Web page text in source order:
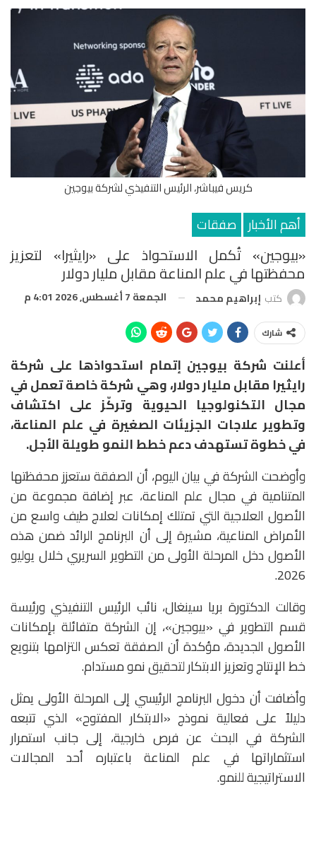
كريس فيباشر، الرئيس التنفيذي لشركة بيوجين
أهم الأخبار صفقات
«بيوجين» تُكمل الاستحواذ على «رايثيرا» لتعزيز
محفظتها في علم المناعة مقابل مليار دولار
كتب إبراهيم محمد الجمعة 7 أغسطس, 2026 4:01 م
شارك
أعلنت شركة بيوجين إتمام استحواذها على شركة
رايثيرا مقابل مليار دولار، وهي شركة خاصة تعمل في
مجال التكنولوجيا الحيوية وتركّز على اكتشاف
وتطوير علاجات الجزيئات الصغيرة في علم المناعة،
في خطوة تستهدف دعم خطط النمو طويلة الأجل.
وأوضحت الشركة في بيان اليوم، أن الصفقة ستعزز محفظتها
المتنامية في مجال علم المناعة، عبر إضافة مجموعة من
الأصول العلاجية التي تمتلك إمكانات لعلاج طيف واسع من
الأمراض المناعية، مشيرة إلى أن البرنامج الرائد ضمن هذه
الأصول دخل المرحلة الأولى من التطوير السريري خلال يوليو
2026.
وقالت الدكتورة بريا سينغال، نائب الرئيس التنفيذي ورئيسة
قسم التطوير في «بيوجين»، إن الشركة متفائلة بإمكانات
الأصول الجديدة، مؤكدة أن الصفقة تعكس التزامها بتنويع
خط الإنتاج وتعزيز الابتكار لتحقيق نمو مستدام.
وأضافت أن دخول البرنامج الرئيسي إلى المرحلة الأولى يمثل
دليلاً على فعالية نموذج «الابتكار المفتوح» الذي تتبعه
الشركة في البحث عن فرص خارجية، إلى جانب استمرار
استثماراتها في علم المناعة باعتباره أحد المجالات
الاستراتيجية للنمو.